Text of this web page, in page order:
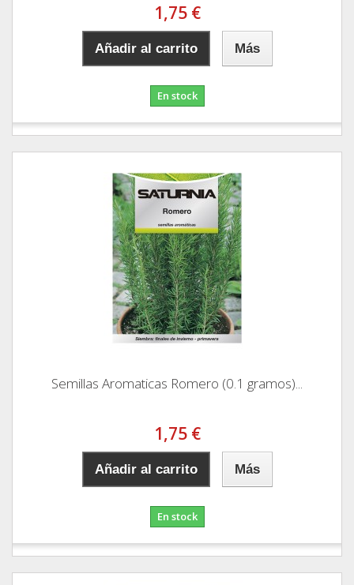
1,75 €
Añadir al carrito Más
En stock
Semillas Aromaticas Romero (0.1 gramos)...
1,75 €
Añadir al carrito Más
En stock